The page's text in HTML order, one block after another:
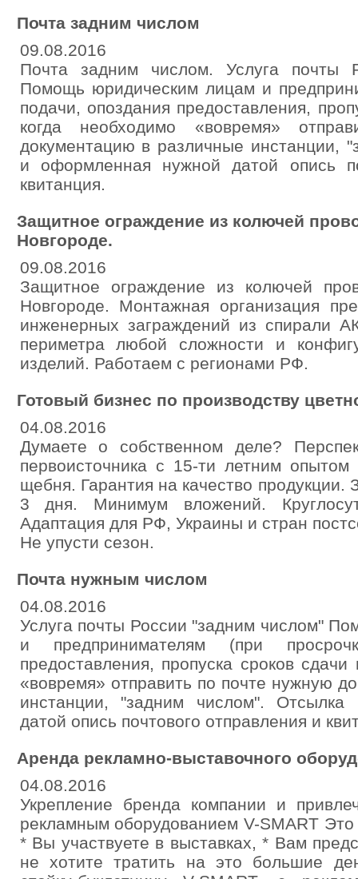
Почта задним числом
09.08.2016
Почта задним числом. Услуга почты
Помощь юридическим лицам и
подачи, опоздания предоставления,
когда необходимо «вовремя»
документацию в различные инстанции,
и оформленная нужной датой опись
квитанция.
Защитное ограждение из колючей
Новгороде.
09.08.2016
Защитное ограждение из колючей
Новгороде. Монтажная организация
инженерных заграждений из спирали
периметра любой сложности и
изделий. Работаем с регионами РФ.
Готовый бизнес по производству
04.08.2016
Думаете о собственном деле?
первоисточника с 15-ти летним опытом
щебня. Гарантия на качество продукции.
3 дня. Минимум вложений.
Адаптация для РФ, Украины и стран
Не упусти сезон.
Почта нужным числом
04.08.2016
Услуга почты России "задним числом"
и предпринимателям (при
предоставления, пропуска сроков
«вовремя» отправить по почте нужную
инстанции, "задним числом".
датой опись почтового отправления и
Аренда рекламно-выставочного
04.08.2016
Укрепление бренда компании и
рекламным оборудованием V-SMART Это
* Вы участвуете в выставках, * Вам
не хотите тратить на это большие